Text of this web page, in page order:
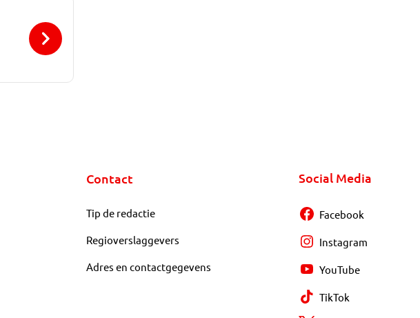
Contact
Tip de redactie
Regioverslaggevers
Adres en contactgegevens
Social Media
Facebook
Instagram
YouTube
TikTok